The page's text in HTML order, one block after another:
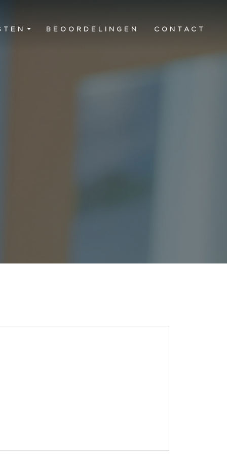
BEOORDELINGEN CONTACT